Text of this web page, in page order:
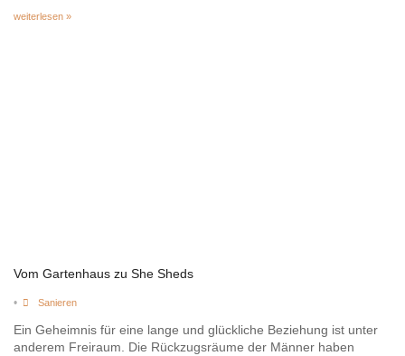
weiterlesen »
Vom Gartenhaus zu She Sheds
• Sanieren
Ein Geheimnis für eine lange und glückliche Beziehung ist unter
anderem Freiraum. Die Rückzugsräume der Männer haben